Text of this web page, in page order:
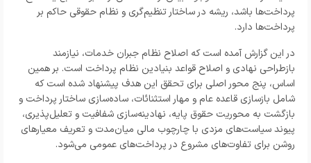
پرداخت‌ها باشد، ریشه در ساختار تنظیم‌گری و نظام حقوقی حاکم بر
پرداخت‌ها دارد.
در این گزارش آمده است که اصلاح نظام جبران خدمات، نیازمند
بازطراحی نهادی و اصلاح قواعد بنیادین نظام پرداخت است. بر همین
اساس، پنج محور اصلی برای تحقق این هدف پیشنهاد شده است که
شامل بازسازی قاعده عام و مهار استثنائات، ساده‌سازی ساختار پرداخت و
بازگشت به محوریت حقوق پایه، نهادینه‌سازی شفافیت و تعلیل‌پذیری،
پیوند سیاست‌های مزدی با چارچوب مالی میان‌مدت و تعریف معیارهای
روشن برای تفاوت‌های مشروع در پرداخت‌های عمومی می‌شود.